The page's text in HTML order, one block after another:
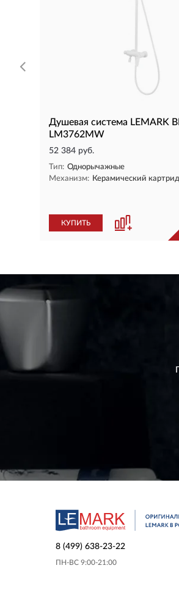
Душевая система LEMARK
LM3762MW
52 384 руб.
Тип: Однорычажные
Механизм: Керамический
КУПИТЬ
8 (499) 638-23-22
ПН-ВС 9:00-21:00